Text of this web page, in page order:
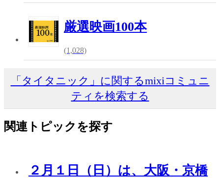
厳選映画100本
(1,028)
「タイタニック」に関するmixiコミュニ
ティを検索する
関連トピックを探す
２月１日（日）は、大阪・京橋